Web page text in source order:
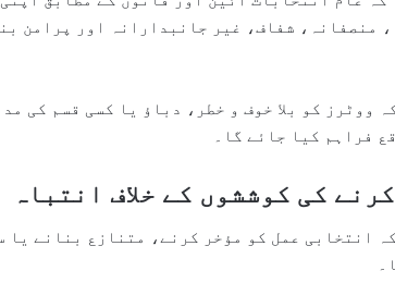
منصفانہ، شفاف، غیر جانبدارانہ اور پرامن
ووٹرز کو بلا خوف و خطر، دباؤ یا کسی قسم کی
فراہم کیا جائے گا۔
کی کوششوں کے خلاف انتباہ
انتخابی عمل کو مؤخر کرنے، متنازع بنانے یا